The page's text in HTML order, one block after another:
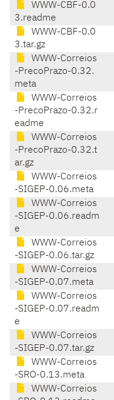
WWW-CBF-0.0
3.readme
WWW-CBF-0.0
3.tar.gz
WWW-Correios
-PrecoPrazo-0.32.
meta
WWW-Correios
-PrecoPrazo-0.32.r
eadme
WWW-Correios
-PrecoPrazo-0.32.t
ar.gz
WWW-Correios
-SIGEP-0.06.meta
WWW-Correios
-SIGEP-0.06.readm
e
WWW-Correios
-SIGEP-0.06.tar.gz
WWW-Correios
-SIGEP-0.07.meta
WWW-Correios
-SIGEP-0.07.readm
e
WWW-Correios
-SIGEP-0.07.tar.gz
WWW-Correios
-SRO-0.13.meta
WWW-Correios